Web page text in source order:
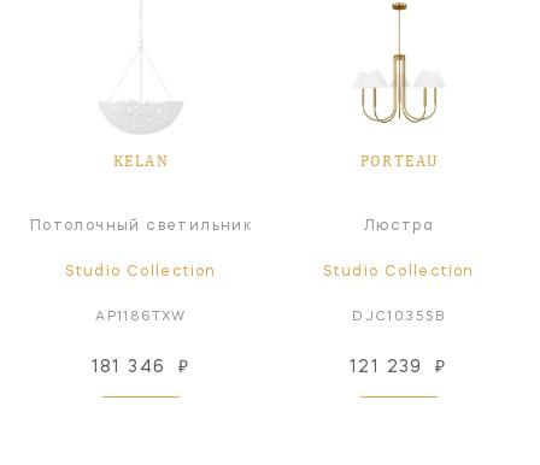
KELAN
Потолочный светильник
Studio Collection
AP1186TXW
181 346 ₽
PORTEAU
Люстра
Studio Collection
DJC1035SB
121 239 ₽